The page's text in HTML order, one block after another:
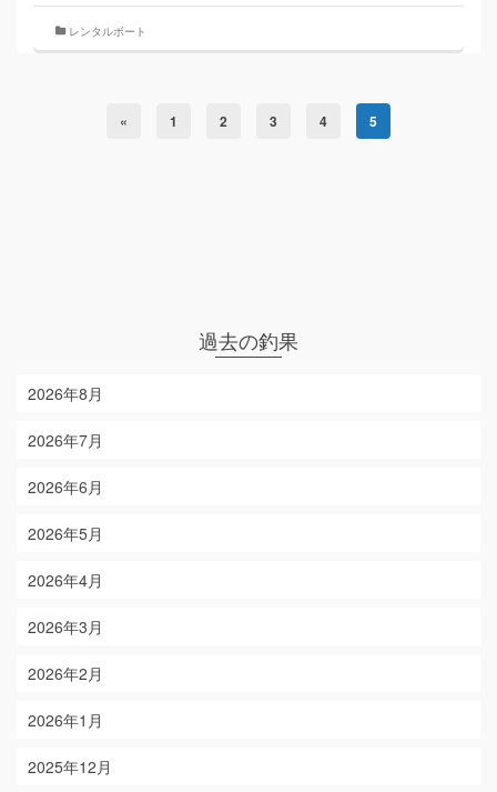
レンタルボート
« 1 2 3 4 5
過去の釣果
2026年8月
2026年7月
2026年6月
2026年5月
2026年4月
2026年3月
2026年2月
2026年1月
2025年12月